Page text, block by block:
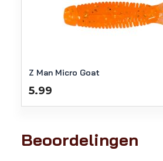
Z Man Micro Goat
5.99
Beoordelingen